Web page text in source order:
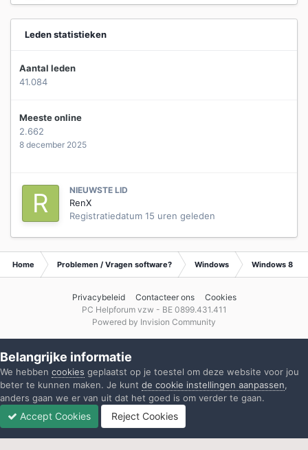
Leden statistieken
Aantal leden
41.084
Meeste online
2.662
8 december 2025
NIEUWSTE LID
RenX
Registratiedatum 15 uren geleden
Home Problemen / Vragen software? Windows Windows 8
Privacybeleid Contacteer ons
Cookies
PC Helpforum vzw - BE 0899.431.411
Powered by Invision Community
Belangrijke informatie
We hebben cookies geplaatst op je toestel om deze website voor jou
beter te kunnen maken. Je kunt de cookie instellingen aanpassen,
anders gaan we er van uit dat het goed is om verder te gaan.
Accept Cookies Reject Cookies
Ongelezen